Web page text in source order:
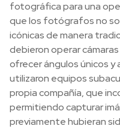
fotográfica para una
que los fotógrafos no
icónicas de manera
debieron operar
ofrecer ángulos únicos
utilizaron equipos
propia compañía, que
permitiendo capturar
previamente hubieran